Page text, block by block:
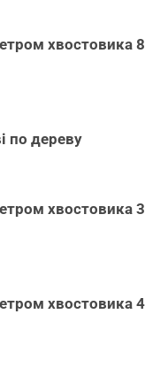
хвостовика 8
по дереву
хвостовика 3
хвостовика 4